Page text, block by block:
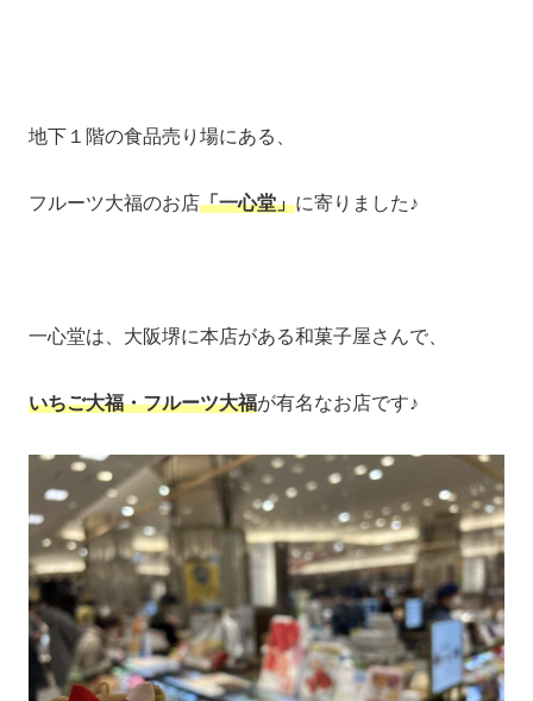
地下１階の食品売り場にある、
フルーツ大福のお店「一心堂」に寄りました♪
一心堂は、大阪堺に本店がある和菓子屋さんで、
いちご大福・フルーツ大福が有名なお店です♪